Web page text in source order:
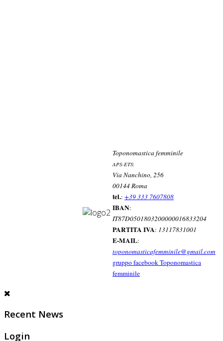
Toponomastica femminile
APS-ETS:
Via Nanchino, 256
00144 Roma
tel.: +39 333 7607808
IBAN:
IT87D0501803200000016833204
PARTITA IVA: 13117831001
E-MAIL:
toponomasticafemminile@gmail.com
gruppo facebook Toponomastica
femminile
Recent News
Login